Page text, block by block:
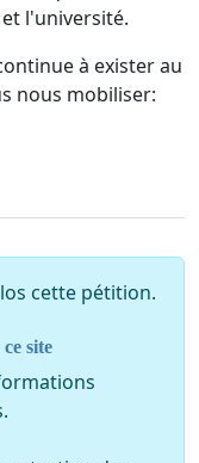
l'université.
à exister au
nous mobiliser:
cette pétition.
site